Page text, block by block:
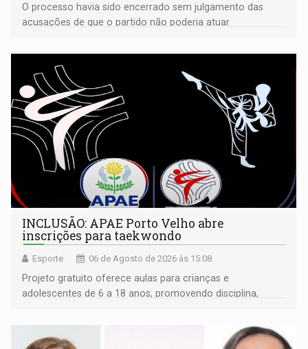
O processo havia sido encerrado sem julgamento das
acusações de que o partido não poderia atuar
INCLUSÃO: APAE Porto Velho abre
inscrições para taekwondo
Esporte 06 de Agosto de 2026 às 15:08
Projeto gratuito oferece aulas para crianças e
adolescentes de 6 a 18 anos, promovendo disciplina,